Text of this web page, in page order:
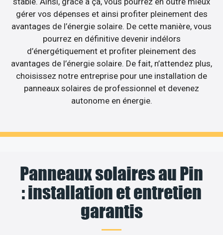
gérer vos dépenses et ainsi profiter pleinement des
avantages de l’énergie solaire. De cette manière, vous
pourrez en définitive devenir indélors
d’énergétiquement et profiter pleinement des
avantages de l’énergie solaire. De fait, n’attendez plus,
choisissez notre entreprise pour une installation de
panneaux solaires de professionnel et devenez
autonome en énergie.
Panneaux solaires au Pin
: installation et entretien
garantis